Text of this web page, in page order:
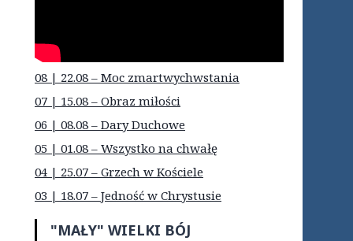
08 | 22.08 – Moc zmartwychwstania
07 | 15.08 – Obraz miłości
06 | 08.08 – Dary Duchowe
05 | 01.08 – Wszystko na chwałę
04 | 25.07 – Grzech w Kościele
03 | 18.07 – Jedność w Chrystusie
"MAŁY" WIELKI BÓJ